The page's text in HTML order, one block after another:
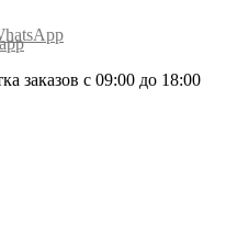
заказов с 09:00 до 18:00